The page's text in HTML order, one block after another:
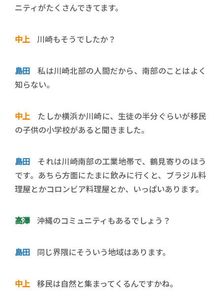
ニティがたくさんできてます。
中上川崎もそうでしたか？
島田私は川崎北部の人間だから、南部のことはよく
知らない。
中上たしか横浜か川崎に、生徒の半分ぐらいが移民
の子供の小学校があると聞きました。
島田それは川崎南部の工業地帯で、鶴見寄りのほう
です。あちら方面にたまに飲みに行くと、ブラジル料
理屋とかコロンビア料理屋とか、いっぱいあります。
高澤沖縄のコミュニティもあるでしょう？
島田同じ界隈にそういう地域はあります。
中上移民は自然と集まってくるんですかね。